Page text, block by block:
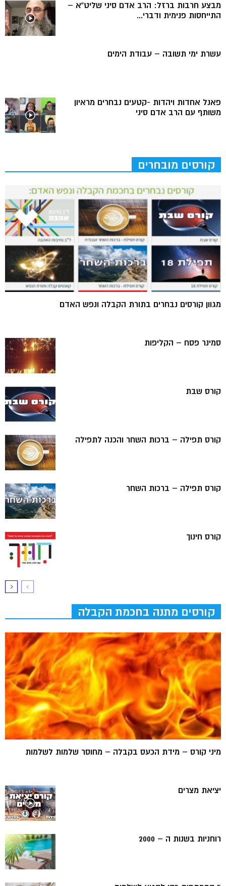
מבצע חרבות ברזל: הרב אדם סיני שליט”א –
התייחסות פנימית ודברי...
עשרת ימי תשובה – עבודת הימים
פאנל אחדות ויהדות -קטעים נבחרים מראיון
משותף עם הרב אדם סיני
קורסים מובחרים
מגוון קורסים נבחרים בתורת הקבלה ונפש האדם
סמינר פסח – הקליפות
קורס שבת
קורס תפילה – ברכות השחר והכנה לתפילה
קורס תפילה – ברכות השחר
קורס חינוך
קורסים מתנה בחכמת הקבלה
מיני קורס – מידת הכעס בקבלה – מחוסר שלמות לשלמות
יציאת מצרים
רוחניות בשנות ה – 2000